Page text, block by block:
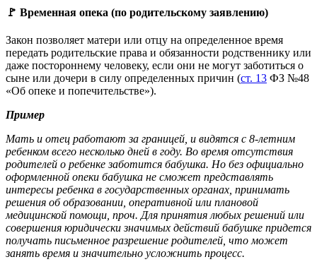
🚩 Временная опека (по родительскому заявлению)
Закон позволяет матери или отцу на определенное время
передать родительские права и обязанности родственнику или
даже постороннему человеку, если они не могут заботиться о
сыне или дочери в силу определенных причин (ст. 13 ФЗ №48
«Об опеке и попечительстве»).
Пример
Мать и отец работают за границей, и видятся с 8-летним
ребенком всего несколько дней в году. Во время отсутствия
родителей о ребенке заботится бабушка. Но без официально
оформленной опеки бабушка не сможет представлять
интересы ребенка в государственных органах, принимать
решения об образовании, оперативной или плановой
медицинской помощи, проч. Для принятия любых решений или
совершения юридически значимых действий бабушке придется
получать письменное разрешение родителей, что может
занять время и значительно усложнить процесс.